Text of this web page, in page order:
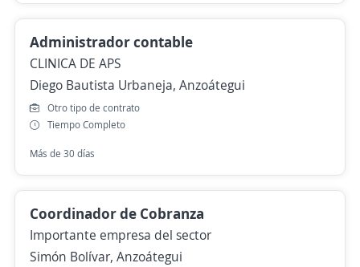
Administrador contable
CLINICA DE APS
Diego Bautista Urbaneja, Anzoátegui
Otro tipo de contrato
Tiempo Completo
Más de 30 días
Coordinador de Cobranza
Importante empresa del sector
Simón Bolívar, Anzoátegui